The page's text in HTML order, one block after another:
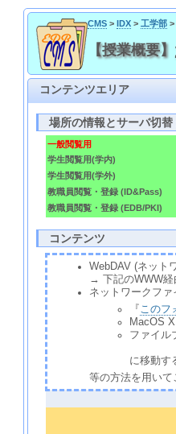
CMS> IDX> 工学部>
【授業概要】
コンテンツエリア
場所の情報とサーバ切替
一般閲覧用
学生閲覧用(学内)
学生閲覧用(学外)
教職員閲覧・登録 (ID&Pass)
教職員閲覧・登録 (EDB/PKI)
コンテンツ
WebDAV (ネット
→ 下記のWWW経
ネットワークフ
『 このフ
MacOS
ファイル
に移動す
等の方法を用い